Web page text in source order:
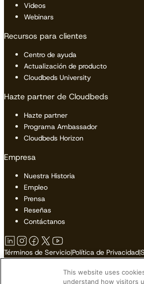
Videos
Webinars
Recursos para clientes
Centro de ayuda
Actualización de producto
Cloudbeds University
Hazte partner de Cloudbeds
Hazte partner
Programa Ambassador
Cloudbeds Horizon
Empresa
Nuestra Historia
Empleo
Prensa
Reseñas
Contáctanos
Términos de Servicio|Política de Privacidad|
No Vender o Compartir Mi Información
This website uses
understand how visitors